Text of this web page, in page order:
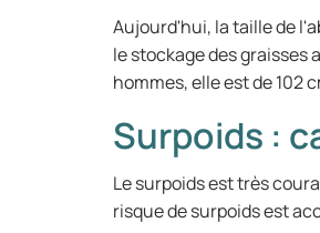
Aujourd'hui, la taille de
le stockage des graisses
hommes, elle est de 102
Surpoids :
Le surpoids est très
risque de surpoids est